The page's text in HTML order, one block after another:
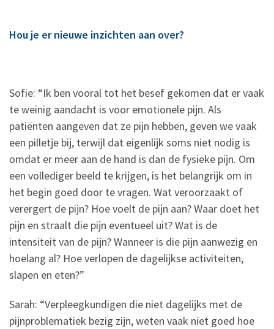
Hou je er nieuwe inzichten aan over?
Sofie: “Ik ben vooral tot het besef gekomen dat er vaak
te weinig aandacht is voor emotionele pijn. Als
patiënten aangeven dat ze pijn hebben, geven we vaak
een pilletje bij, terwijl dat eigenlijk soms niet nodig is
omdat er meer aan de hand is dan de fysieke pijn. Om
een vollediger beeld te krijgen, is het belangrijk om in
het begin goed door te vragen. Wat veroorzaakt of
verergert de pijn? Hoe voelt de pijn aan? Waar doet het
pijn en straalt die pijn eventueel uit? Wat is de
intensiteit van de pijn? Wanneer is die pijn aanwezig en
hoelang al? Hoe verlopen de dagelijkse activiteiten,
slapen en eten?”
Sarah: “Verpleegkundigen die niet dagelijks met de
pijnproblematiek bezig zijn, weten vaak niet goed hoe